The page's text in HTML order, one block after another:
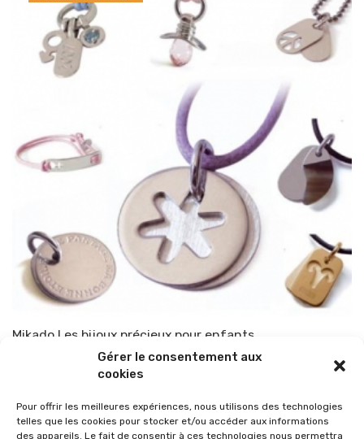
Gérer le consentement aux
cookies
Pour offrir les meilleures expériences, nous utilisons des technologies
telles que les cookies pour stocker et/ou accéder aux informations
des appareils. Le fait de consentir à ces technologies nous permettra
Mikado Les bijoux précieux pour enfants
TOP-PARENTS 14 octobre 2010